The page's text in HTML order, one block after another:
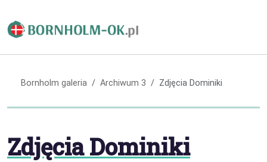
Bornholm galeria Archiwum 3 Zdjęcia Dominiki
Zdjęcia Dominiki